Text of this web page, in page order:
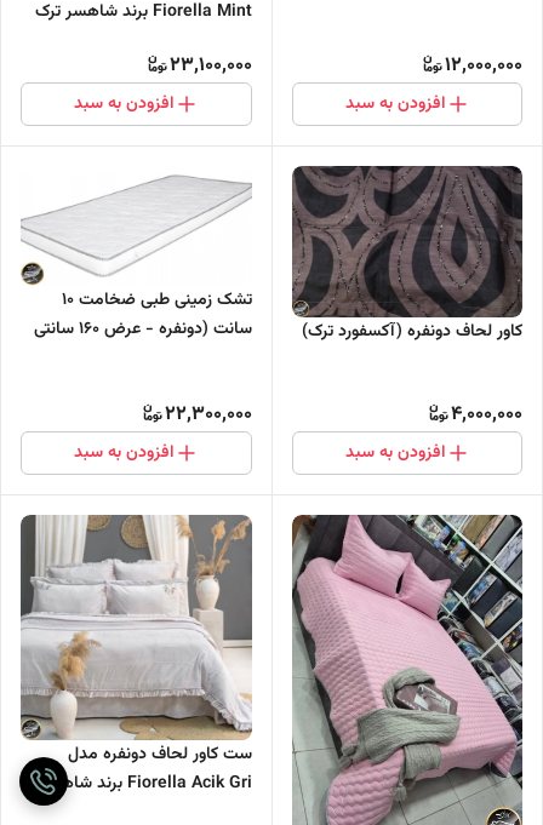
12,000,000
افزودن به سبد
Fiorella Mint برند شاهسر ترک
23,100,000
افزودن به سبد
کاور لحاف دونفره (آکسفورد ترک)
4,000,000
افزودن به سبد
تشک زمینی طبی ضخامت ۱۰
سانت (دونفره - عرض ۱۶۰ سانتی
22,300,000
افزودن به سبد
ست کاور لحاف دونفره مدل
Fiorella Acik Gri برند شاهسر